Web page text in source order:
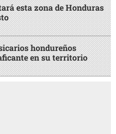
esta zona de Honduras
hondureños
en su territorio